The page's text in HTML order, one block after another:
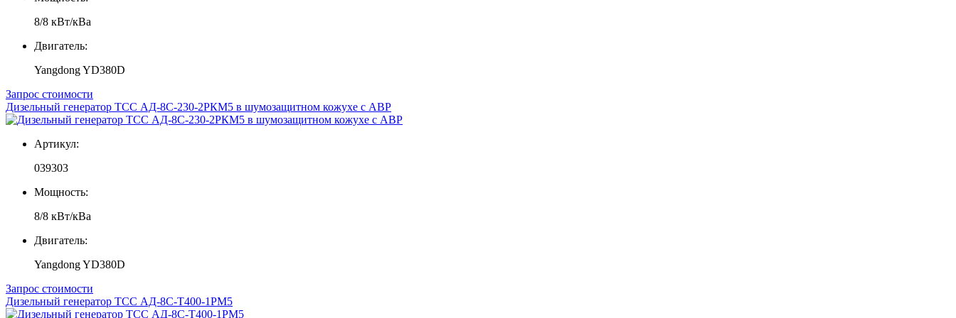
8/8 кВт/кВа
Двигатель:
Yangdong YD380D
Запрос стоимости
Дизельный генератор ТСС АД-8С-230-2РКМ5 в шумозащитном кожухе с АВР
Артикул:
039303
Мощность:
8/8 кВт/кВа
Двигатель:
Yangdong YD380D
Запрос стоимости
Дизельный генератор ТСС АД-8С-T400-1РМ5